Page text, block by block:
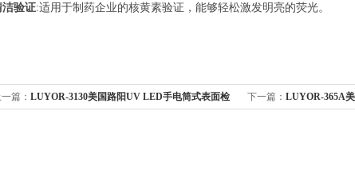
洁验证:适用于制药企业的核黄素验证，能够轻松激发明亮的荧光。
篇： LUYOR-3130美国路阳UV LED手电筒式表面检 下一篇： LUYOR-365A